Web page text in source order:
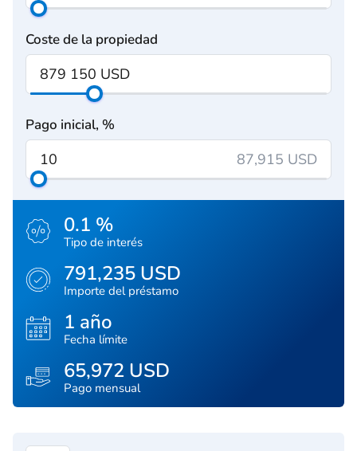
Coste de la propiedad
Pago inicial, %
87,915 USD
0.1 %
Tipo de interés
791,235 USD
Importe del préstamo
1 año
Fecha límite
65,972 USD
Pago mensual